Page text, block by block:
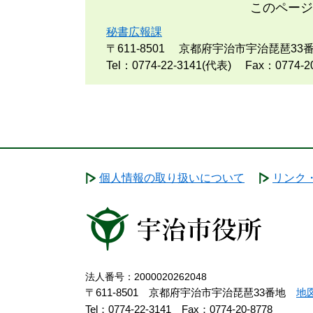
このペー
秘書広報課
〒611-8501
京都府宇治市宇治琵琶33
Tel：0774-22-3141(代表)
Fax：0774-
個人情報の取り扱いについて リンク
法人番号：2000020262048
〒611-8501 京都府宇治市宇治琵琶33番地 地
Tel：0774-22-3141
Fax：0774-20-8778